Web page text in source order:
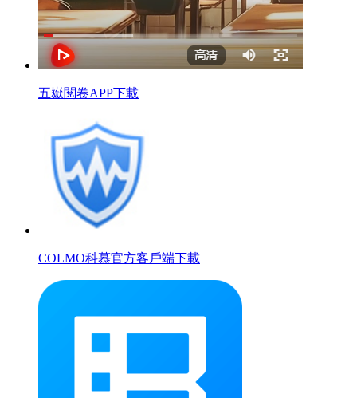
五嶽閱卷APP下載
COLMO科慕官方客戶端下載